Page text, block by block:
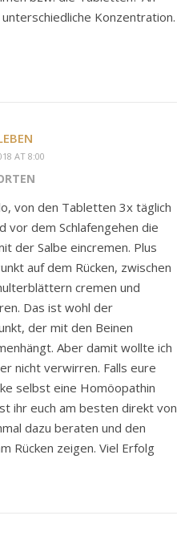
Konzentration.
AT 8:00
von den Tabletten 3x täglich
vor dem Schlafengehen die
der Salbe eincremen. Plus
auf dem Rücken, zwischen
cremen und
Das ist wohl der
der mit den Beinen
Aber damit wollte ich
nicht verwirren. Falls eure
selbst eine Homöopathin
ihr euch am besten direkt von
dazu beraten und den
Rücken zeigen. Viel Erfolg